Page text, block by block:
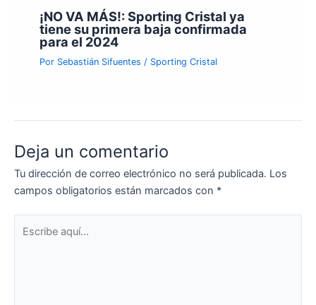
¡NO VA MÁS!: Sporting Cristal ya
tiene su primera baja confirmada
para el 2024
Por Sebastián Sifuentes / Sporting Cristal
Deja un comentario
Tu dirección de correo electrónico no será publicada. Los
campos obligatorios están marcados con *
aquí...